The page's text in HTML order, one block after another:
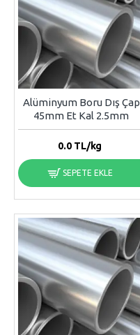
Alüminyum Boru Dış Çap
45mm Et Kal 2.5mm
0.0TL/kg
SEPETE EKLE